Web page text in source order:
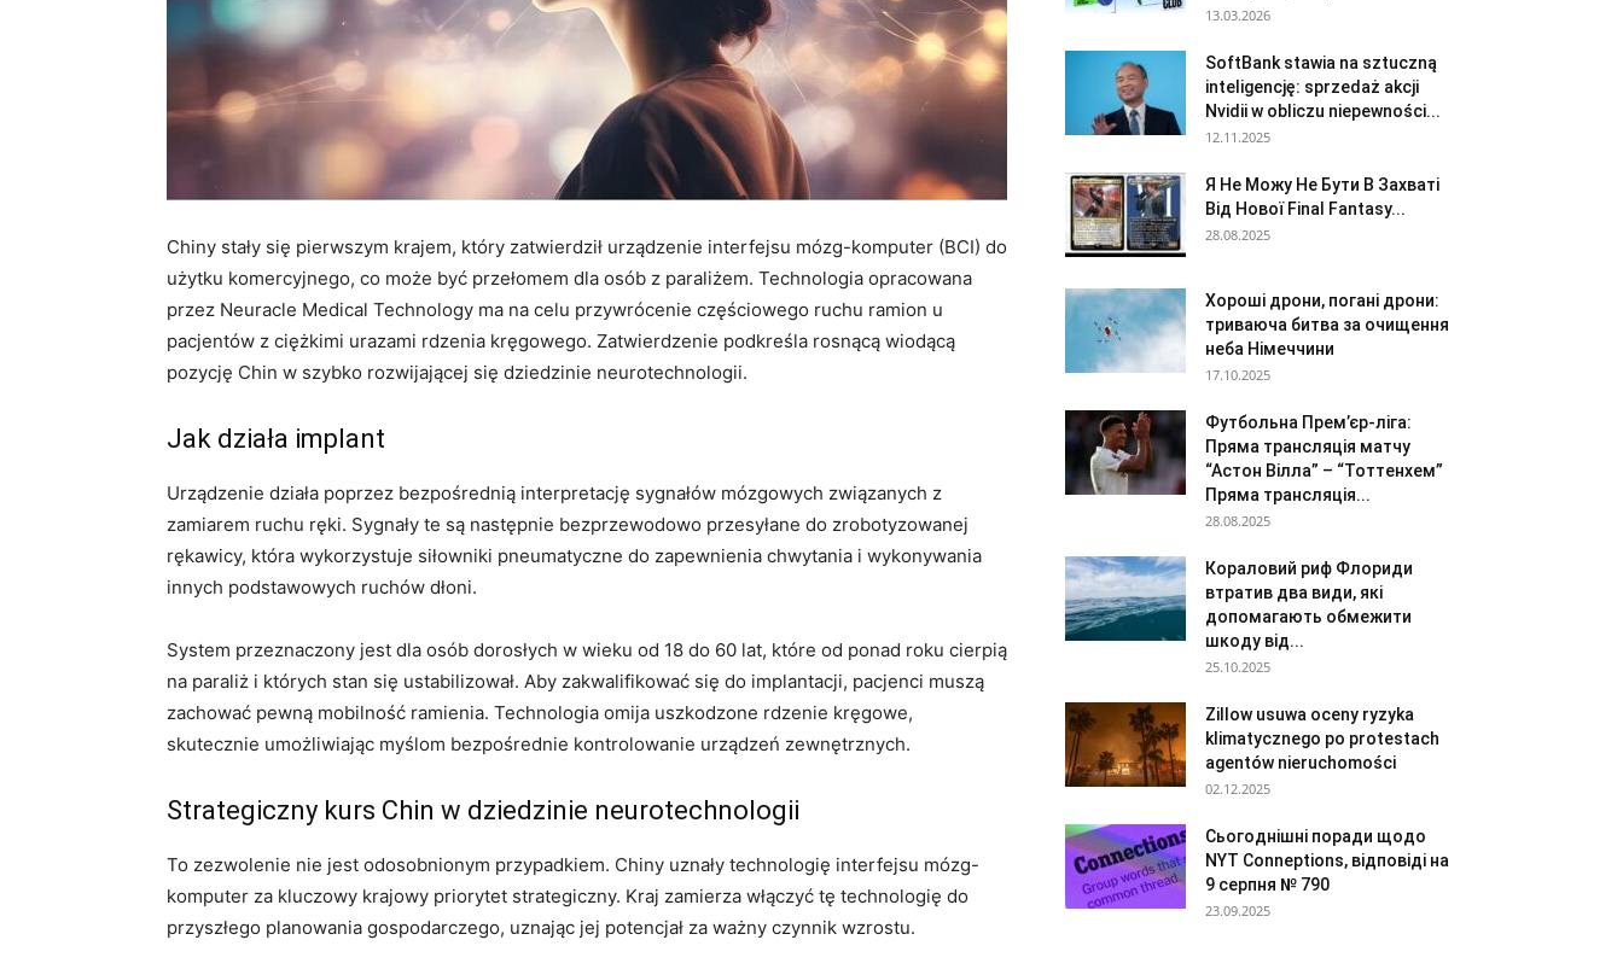
Chiny stały się pierwszym krajem, który zatwierdził urządzenie interfejsu mózg-komputer (BCI) do
użytku komercyjnego, co może być przełomem dla osób z paraliżem. Technologia opracowana
przez Neuracle Medical Technology ma na celu przywrócenie częściowego ruchu ramion u
pacjentów z ciężkimi urazami rdzenia kręgowego. Zatwierdzenie podkreśla rosnącą wiodącą
pozycję Chin w szybko rozwijającej się dziedzinie neurotechnologii.
Jak działa implant
Urządzenie działa poprzez bezpośrednią interpretację sygnałów mózgowych związanych z
zamiarem ruchu ręki. Sygnały te są następnie bezprzewodowo przesyłane do zrobotyzowanej
rękawicy, która wykorzystuje siłowniki pneumatyczne do zapewnienia chwytania i wykonywania
innych podstawowych ruchów dłoni.
System przeznaczony jest dla osób dorosłych w wieku od 18 do 60 lat, które od ponad roku cierpią
na paraliż i których stan się ustabilizował. Aby zakwalifikować się do implantacji, pacjenci muszą
zachować pewną mobilność ramienia. Technologia omija uszkodzone rdzenie kręgowe,
skutecznie umożliwiając myślom bezpośrednie kontrolowanie urządzeń zewnętrznych.
Strategiczny kurs Chin w dziedzinie neurotechnologii
To zezwolenie nie jest odosobnionym przypadkiem. Chiny uznały technologię interfejsu mózg-
komputer za kluczowy krajowy priorytet strategiczny. Kraj zamierza włączyć tę technologię do
przyszłego planowania gospodarczego, uznając jej potencjał za ważny czynnik wzrostu.
13.03.2026
SoftBank stawia na sztuczną
inteligencję: sprzedaż akcji
Nvidii w obliczu niepewności...
12.11.2025
Я Не Можу Не Бути В Захваті
Від Нової Final Fantasy...
28.08.2025
Хороші дрони, погані дрони:
триваюча битва за очищення
неба Німеччини
17.10.2025
Футбольна Прем’єр-ліга:
Пряма трансляція матчу
“Астон Вілла” – “Тоттенхем”
Пряма трансляція...
28.08.2025
Кораловий риф Флориди
втратив два види, які
допомагають обмежити
шкоду від...
25.10.2025
Zillow usuwa oceny ryzyka
klimatycznego po protestach
agentów nieruchomości
02.12.2025
Сьогоднішні поради щодо
NYT Conneptions, відповіді на
9 серпня № 790
23.09.2025